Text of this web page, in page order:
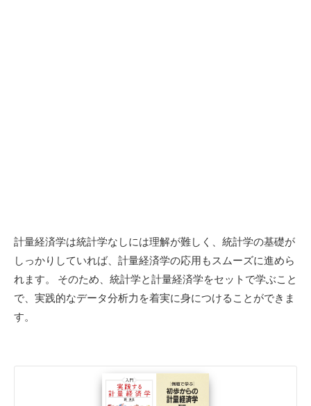
計量経済学は統計学なしには理解が難しく、統計学の基礎が
しっかりしていれば、計量経済学の応用もスムーズに進めら
れます。 そのため、統計学と計量経済学をセットで学ぶこと
で、実践的なデータ分析力を着実に身につけることができま
す。